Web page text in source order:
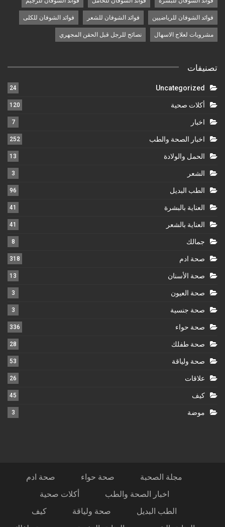
فوائد الشوفان للرياضيين فوائد الشوفان للشعر فوائد الشوفان للكلى
مشروبات لعلاج الاسهال نصائح للرجل قبل الحقن المجهري
تصنيفات
Uncategorized
24
أكلات صحية 120
اخبار 7
اخبار الصحة والطب 252
الحمل والولادة 13
الشعر 3
الطب البديل 96
العناية بالبشرة 41
العناية بالشعر 41
جمالك 8
صحة ادم 318
صحة الأسنان 13
صحة العيون 3
صحة جنسية 3
صحة حواء 336
صحة طفلك 28
صحة ولياقة 53
علاقات 26
كيف 45
موضة 3
مجلة الصحبة صحة حواء
صحة ادم
اخبار الصحة والطب
أكلات صحية
الطب البديل
صحة ولياقة
كيف